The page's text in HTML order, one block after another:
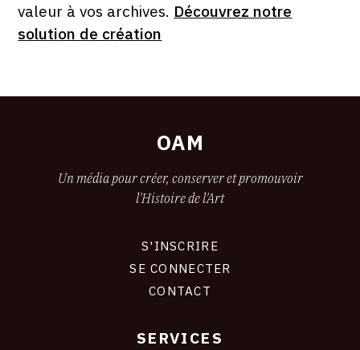
valeur à vos archives. Découvrez notre
solution de création
OAM
Un média pour créer, conserver et promouvoir
l'Histoire de l'Art
S'INSCRIRE
SE CONNECTER
CONTACT
SERVICES